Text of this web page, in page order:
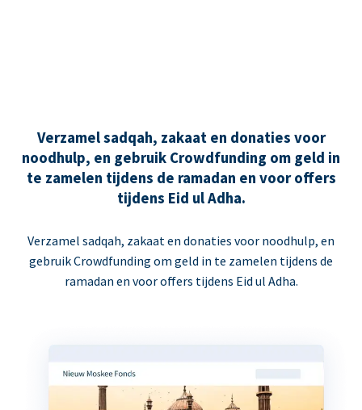
Verzamel sadqah, zakaat en donaties voor
noodhulp, en gebruik Crowdfunding om geld in
te zamelen tijdens de ramadan en voor offers
tijdens Eid ul Adha.
Verzamel sadqah, zakaat en donaties voor noodhulp, en
gebruik Crowdfunding om geld in te zamelen tijdens de
ramadan en voor offers tijdens Eid ul Adha.